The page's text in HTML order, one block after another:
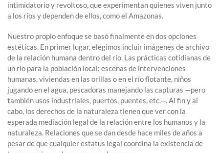
intimidatorio y revoltoso, que experimentan quienes viven junto
a los ríos y dependen de ellos, como el Amazonas.
Nuestro propio enfoque se basó finalmente en dos opciones
estéticas. En primer lugar, elegimos incluir imágenes de archivo
de la relación humana dentro del río. Las prácticas cotidianas de
un río para la población local: escenas de intervenciones
humanas, viviendas en las orillas o en el río flotante, niños
jugando en el agua, pescadoras manejando las capturas —pero
también usos industriales, puertos, puentes, etc.—. Al fin y al
cabo, los derechos de la naturaleza tienen que ver con la
esperada mediación legal de la relación entre los humanos y la
naturaleza. Relaciones que se dan desde hace miles de años a
pesar de que cualquier estatus legal coordina la existencia de